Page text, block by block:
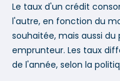
Le taux d'un crédit
l'autre, en fonction du
souhaitée, mais aussi
emprunteur. Les taux
de l'année, selon la